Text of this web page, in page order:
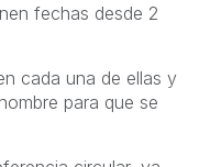
fechas desde 2
cada una de ellas y
para que se